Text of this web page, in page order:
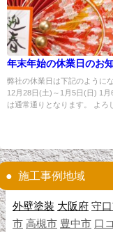
年末年始の休業日のお
弊社の休業日は下記のようにな
12月28日(土)～1月5日(日) 1月
は通常通りとなります。 よろ
施工事例地域
外壁塗装 大阪府 守
市 高槻市 豊中市 口